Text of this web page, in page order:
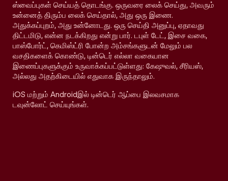
ஸ்வைப்புகள் செய்யத் தொடங்கு. ஒருவரை லைக் செய்து, அவரும்
உன்னைத் திரும்ப லைக் செய்தால், அது ஒரு இணை.
அதுக்கப்புறம், அது உன்னோடது. ஒரு செய்தி அனுப்பு, ஏதாவது
திட்டமிடு, என்ன நடக்கிறது என்று பார். டபுள் டேட், இசை வகை,
பாஸ்போர்ட், கெமிஸ்ட்ரி போன்ற அம்சங்களுடன் மேலும் பல
வசதிகளைக் கொண்டு, டின்டெர் எல்லா வகையான
இணைப்புகளுக்கும் உருவாக்கப்பட்டுள்ளது: கேஷுவல், சீரியஸ்,
அல்லது அதற்கிடையில் எதுவாக இருந்தாலும்.
iOS மற்றும் Androidஇல் டின்டெர் ஆப்பை இலவசமாக
டவுன்லோட் செய்யுங்கள்.